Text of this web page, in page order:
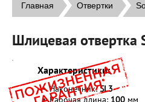
Главная Отвертки
Шлицевая
Характеристики:
Наконечник:SL3
Рабочая длина: 100 мм